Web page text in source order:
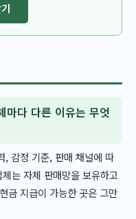
마다 다른 이유는 무엇
, 감정 기준, 판매 채널에 따
는 자체 판매망을 보유하고
금 지급이 가능한 곳은 그만